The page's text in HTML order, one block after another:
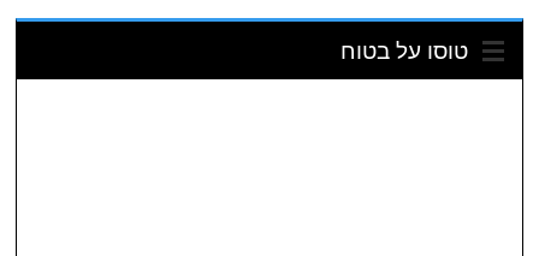
טוסו על בטוח